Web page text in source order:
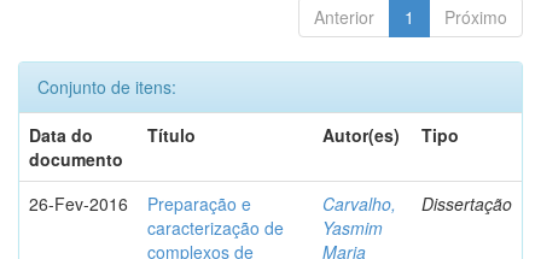
Anterior 1 Próximo
Conjunto de itens:
Data do
documento
Título Autor(es) Tipo
26-Fev-2016
Preparação e
caracterização de
complexos de
Carvalho,
Yasmim
Maria
Dissertação